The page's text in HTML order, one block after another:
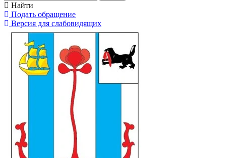
Найти
Подать обращение
Версия для слабовидящих